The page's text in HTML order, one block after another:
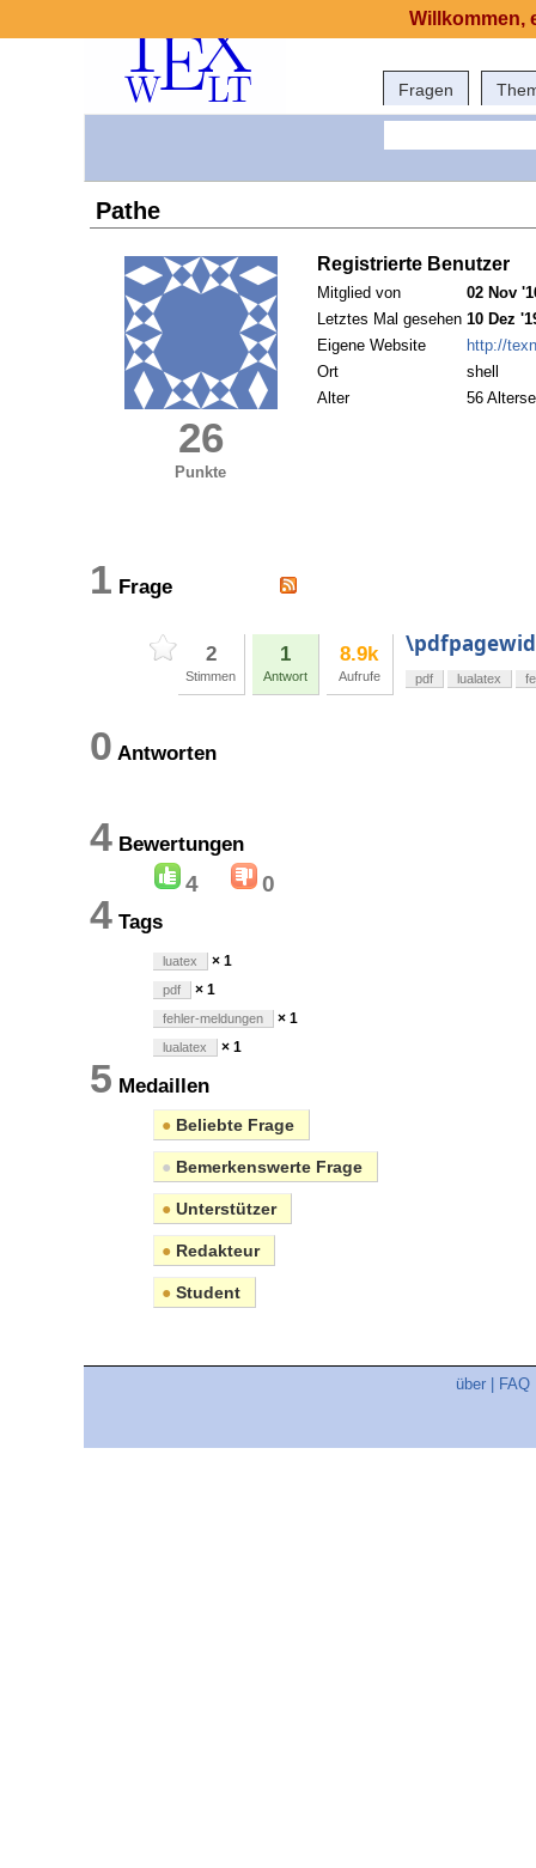
Fragen
Pathe
26
Punkte
Registrierte Benutzer
Mitglied von
02 Nov
Letztes Mal gesehen 10 Dez
Eigene Website
http://
Ort
shell
Alter
56
1 Frage
2
Stimmen
1
Antwort
8.9k
Aufrufe pdf lualatex
0 Antworten
4 Bewertungen
4 0
4 Tags
luatex × 1
pdf × 1
fehler-meldungen × 1
lualatex × 1
5 Medaillen
● Beliebte Frage
● Bemerkenswerte Frage
● Unterstützer
● Redakteur
● Student
über FAQ
Willkommen,